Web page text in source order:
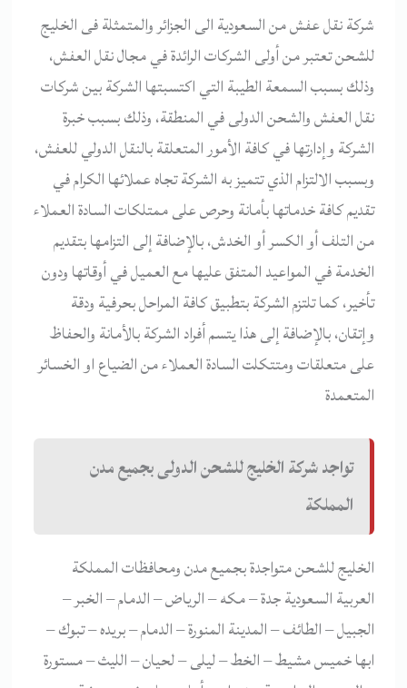
شركة نقل عفش من السعودية الى الجزائر والمتمثلة فى الخليج
للشحن تعتبر من أولى الشركات الرائدة في مجال نقل العفش،
وذلك بسبب السمعة الطيبة التي اكتسبتها الشركة بين شركات
نقل العفش والشحن الدولى في المنطقة، وذلك بسبب خبرة
الشركة وإدارتها في كافة الأمور المتعلقة بالنقل الدولي للعفش،
وبسبب الالتزام الذي تتميز به الشركة تجاه عملائها الكرام في
تقديم كافة خدماتها بأمانة وحرص على ممتلكات السادة العملاء
من التلف أو الكسر أو الخدش، بالإضافة إلى التزامها بتقديم
الخدمة في المواعيد المتفق عليها مع العميل في أوقاتها ودون
تأخير، كما تلتزم الشركة بتطبيق كافة المراحل بحرفية ودقة
وإتقان، بالإضافة إلى هذا يتسم أفراد الشركة بالأمانة والحفاظ
على متعلقات ومتتكلت السادة العملاء من الضياع او الخسائر
المتعمدة
تواجد شركة الخليج للشحن الدولى بجميع مدن
المملكة
الخليج للشحن متواجدة بجميع مدن ومحافظات المملكة
العربية السعودية جدة – مكه – الرياض – الدمام – الخبر –
الجبيل – الطائف – المدينة المنورة – الدمام – بريده – تبوك –
ابها خميس مشيط – الخط – ليلى – لحيان – الليث – مستورة